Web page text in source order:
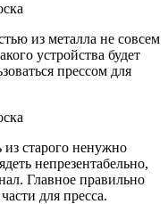
из металла не совсем
устройства будет
прессом для
старого ненужно
непрезентабельно,
Главное правильно
для пресса.